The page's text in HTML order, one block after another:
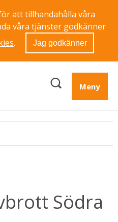
att tillhandahålla våra
våra tjänster godkänner
. Jag godkänner
Meny
Södra